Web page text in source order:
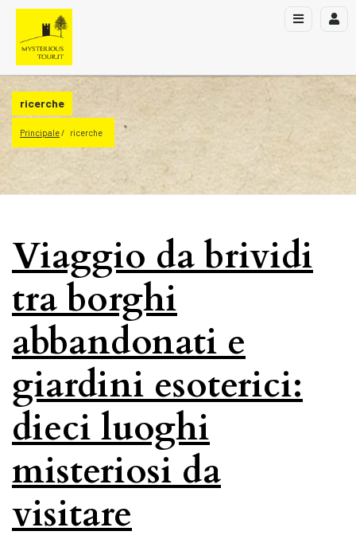
ricerche
Principale ricerche
Viaggio da brividi
tra borghi
abbandonati e
giardini esoterici:
dieci luoghi
misteriosi da
visitare